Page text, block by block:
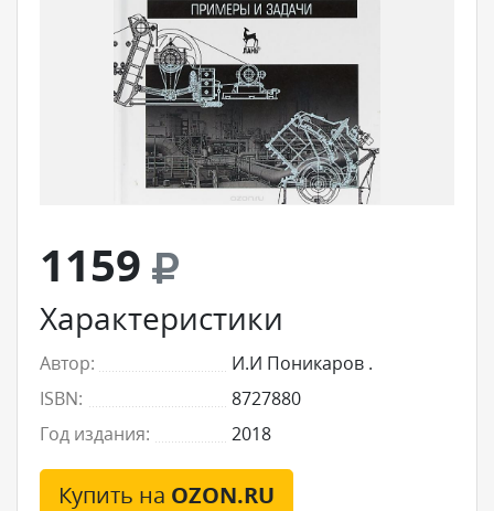
1159
Характеристики
Автор:
И.И Поникаров .
ISBN:
8727880
Год издания:
2018
Купить на OZON.RU